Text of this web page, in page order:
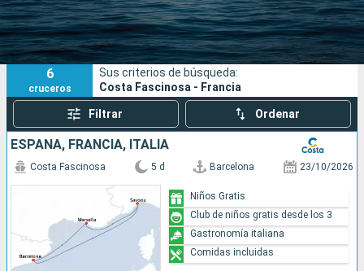
Fecha de salida
Puertos Compañías
Buscar
6
cruceros
Sus criterios de búsqueda:
Costa Fascinosa - Francia
Filtrar Ordenar
ESPAÑA, FRANCIA, ITALIA
Costa Fascinosa 5 d Barcelona 23/10/2026
Niños Gratis
Club de niños gratis desde los 3
Gastronomía italiana
Comidas incluidas